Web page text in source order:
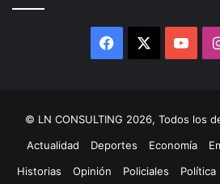
Facebook
© LN CONSULTING 2026, Todos los
Actualidad
Deportes Economía
Historias
Opinión Policiales Política